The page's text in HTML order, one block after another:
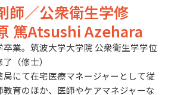
師／公衆衛生学修
篤Atsushi Azehara
卒業。筑波大学大学院 公衆衛生学学位
（修士）
局にて在宅医療マネージャーとして従
教育のほか、医師やケアマネジャーな